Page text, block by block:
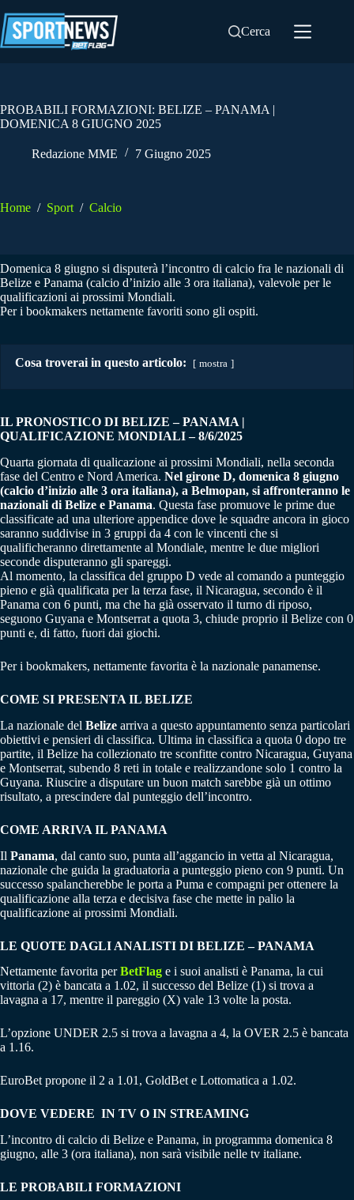
al
contenuto
Cerca
PROBABILI FORMAZIONI: BELIZE – PANAMA |
DOMENICA 8 GIUGNO 2025
Redazione MME 7 Giugno 2025
Home / Sport / Calcio
Domenica 8 giugno si disputerà l’incontro di calcio fra le nazionali di
Belize e Panama (calcio d’inizio alle 3 ora italiana), valevole per le
qualificazioni ai prossimi Mondiali.
Per i bookmakers nettamente favoriti sono gli ospiti.
Cosa troverai in questo articolo: mostra
IL PRONOSTICO DI BELIZE – PANAMA |
QUALIFICAZIONE MONDIALI – 8/6/2025
Quarta giornata di qualicazione ai prossimi Mondiali, nella seconda
fase del Centro e Nord America. Nel girone D, domenica 8 giugno
(calcio d’inizio alle 3 ora italiana), a Belmopan, si affronteranno le
nazionali di Belize e Panama. Questa fase promuove le prime due
classificate ad una ulteriore appendice dove le squadre ancora in gioco
saranno suddivise in 3 gruppi da 4 con le vincenti che si
qualificheranno direttamente al Mondiale, mentre le due migliori
seconde disputeranno gli spareggi.
Al momento, la classifica del gruppo D vede al comando a punteggio
pieno e già qualificata per la terza fase, il Nicaragua, secondo è il
Panama con 6 punti, ma che ha già osservato il turno di riposo,
seguono Guyana e Montserrat a quota 3, chiude proprio il Belize con 0
punti e, di fatto, fuori dai giochi.
Per i bookmakers, nettamente favorita è la nazionale panamense.
COME SI PRESENTA IL BELIZE
La nazionale del Belize arriva a questo appuntamento senza particolari
obiettivi e pensieri di classifica. Ultima in classifica a quota 0 dopo tre
partite, il Belize ha collezionato tre sconfitte contro Nicaragua, Guyana
e Montserrat, subendo 8 reti in totale e realizzandone solo 1 contro la
Guyana. Riuscire a disputare un buon match sarebbe già un ottimo
risultato, a prescindere dal punteggio dell’incontro.
COME ARRIVA IL PANAMA
Il Panama, dal canto suo, punta all’aggancio in vetta al Nicaragua,
nazionale che guida la graduatoria a punteggio pieno con 9 punti. Un
successo spalancherebbe le porta a Puma e compagni per ottenere la
qualificazione alla terza e decisiva fase che mette in palio la
qualificazione ai prossimi Mondiali.
LE QUOTE DAGLI ANALISTI DI BELIZE –PANAMA
Nettamente favorita perBetFlag e i suoi analisti è Panama, la cui
vittoria (2) è bancata a 1.02, il successo del Belize (1) si trova a
lavagna a 17, mentre il pareggio (X) vale 13 volte la posta.
L’opzione UNDER 2.5 si trova a lavagna a 4, la OVER 2.5 è bancata
a 1.16.
EuroBet propone il 2 a 1.01, GoldBet e Lottomatica a 1.02.
DOVE VEDERE IN TV O IN STREAMING
L’incontro di calcio di Belize e Panama, in programma domenica 8
giugno, alle 3 (ora italiana), non sarà visibile nelle tv italiane.
LE PROBABILI FORMAZIONI